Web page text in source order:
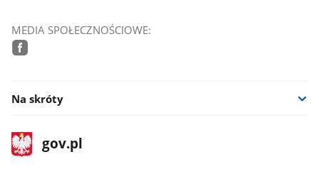
MEDIA SPOŁECZNOŚCIOWE:
Na skróty
stopka
gov.plStrona
gov.pl